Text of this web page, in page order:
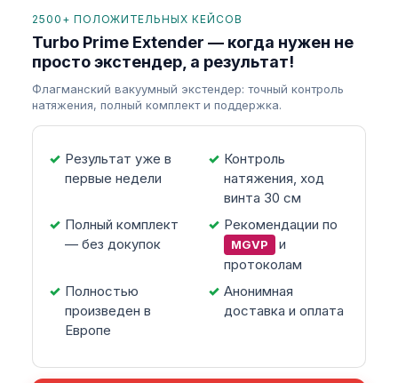
2500+ ПОЛОЖИТЕЛЬНЫХ КЕЙСОВ
Turbo Prime Extender — когда нужен не
просто экстендер, а результат!
Флагманский вакуумный экстендер: точный контроль
натяжения, полный комплект и поддержка.
Результат уже в
первые недели
Контроль
натяжения, ход
винта 30 см
Полный комплект
— без докупок
Рекомендации по
MGVP
и
протоколам
Полностью
произведен в
Европе
Анонимная
доставка и оплата